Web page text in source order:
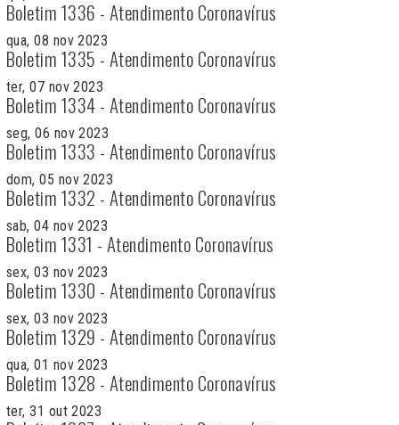
Boletim 1336 - Atendimento Coronavírus
qua, 08 nov 2023
Boletim 1335 - Atendimento Coronavírus
ter, 07 nov 2023
Boletim 1334 - Atendimento Coronavírus
seg, 06 nov 2023
Boletim 1333 - Atendimento Coronavírus
dom, 05 nov 2023
Boletim 1332 - Atendimento Coronavírus
sab, 04 nov 2023
Boletim 1331 - Atendimento Coronavírus
sex, 03 nov 2023
Boletim 1330 - Atendimento Coronavírus
sex, 03 nov 2023
Boletim 1329 - Atendimento Coronavírus
qua, 01 nov 2023
Boletim 1328 - Atendimento Coronavírus
ter, 31 out 2023